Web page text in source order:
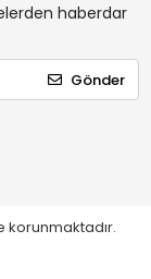
haberdar
Gönder
korunmaktadır.